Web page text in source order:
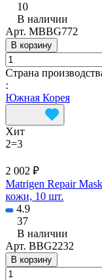
10
В наличии
Арт. MBBG772
В корзину
Страна
:
Южная Корея
Хит
2=3
2 002 ₽
Matrigen Repair
кожи, 10 шт.
4.9
37
В наличии
Арт. BBG2232
В корзину